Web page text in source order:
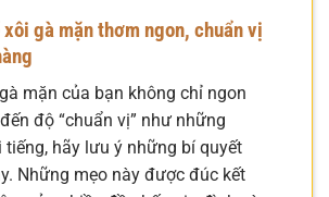
gà mặn thơm ngon, chuẩn vị
mặn của bạn không chỉ ngon
độ “chuẩn vị” như những
tiếng, hãy lưu ý những bí quyết
Những mẹo này được đúc kết